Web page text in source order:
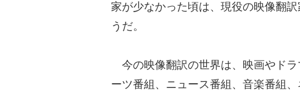
家が少なかった頃は、現役の映像翻
うだ。
今の映像翻訳の世界は、映画やド
ーツ番組、ニュース番組、音楽番組